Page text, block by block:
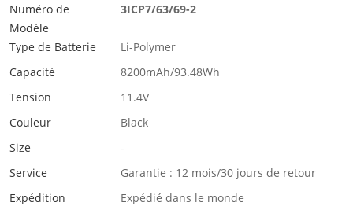
Numéro de
Modèle
3ICP7/63/69-2
Type de Batterie
Li-Polymer
Capacité
8200mAh/93.48Wh
Tension
11.4V
Couleur
Black
Size
-
Service
Garantie : 12 mois/30 jours de retour
Expédition
Expédié dans le monde